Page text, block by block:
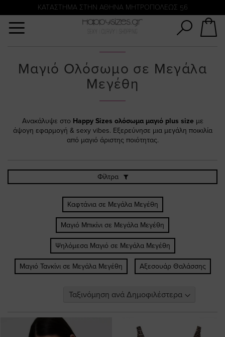
KATΑΣΤΗΜΑ ΣΤΗΝ ΑΘΗΝΑ ΜΗΤΡΟΠΟΛΕΩΣ 56
Μαγιό Ολόσωμο σε Μεγάλα
Μεγέθη
Ανακάλυψε στο Happy Sizes ολόσωμα μαγιό plus size με
άψογη εφαρμογή & sexy vibes. Εξερεύνησε μια μεγάλη ποικιλία
από μαγιό άριστης ποιότητας.
Φίλτρα
Καφτάνια σε Μεγάλα Μεγέθη
Μαγιό Μπικίνι σε Μεγάλα Μεγέθη
Ψηλόμεσα Μαγιό σε Μεγάλα Μεγέθη
Μαγιό Τανκίνι σε Μεγάλα Μεγέθη Αξεσουάρ Θαλάσσης
Αναζήτηση